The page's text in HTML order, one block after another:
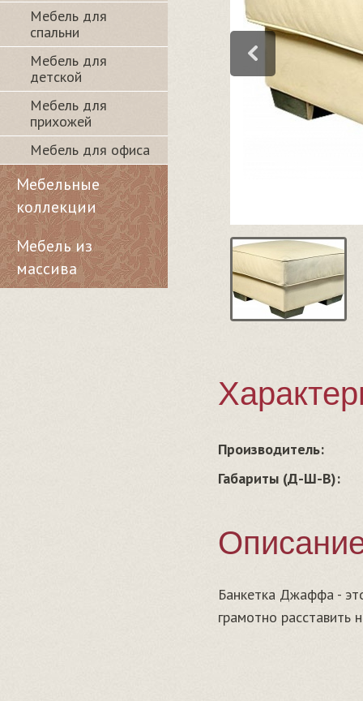
Производитель:
Габариты (Д-Ш-В):
Банкетка Джаффа -
грамотно расставить
Мебель для
спальни
Мебель для
детской
Мебель для
прихожей
Мебель для офиса
Мебельные
коллекции
Мебель из
массива